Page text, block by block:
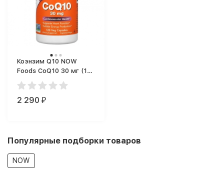
Коэнзим Q10 NOW
Foods CoQ10 30 мг (120
капс.)
2 290 ₽
Популярные подборки товаров
NOW